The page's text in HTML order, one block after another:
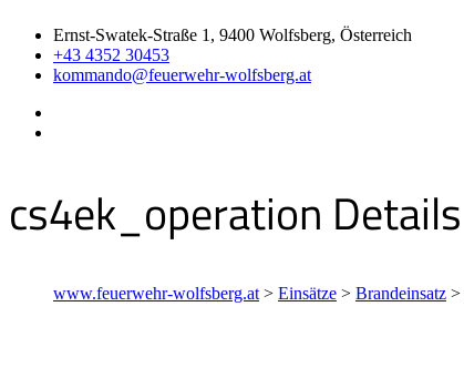
Ernst-Swatek-Straße 1, 9400 Wolfsberg, Österreich
+43 4352 30453
kommando@feuerwehr-wolfsberg.at
cs4ek_operation Details
www.feuerwehr-wolfsberg.at > Einsätze > Brandeinsatz >